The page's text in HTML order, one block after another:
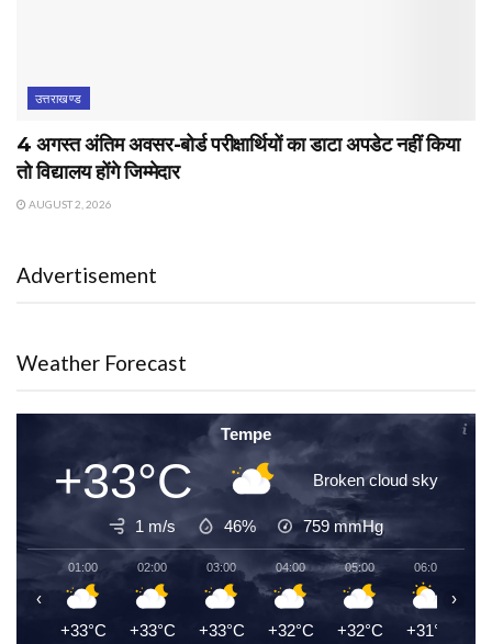
उत्तराखण्ड
4 अगस्त अंतिम अवसर-बोर्ड परीक्षार्थियों का डाटा अपडेट नहीं किया
तो विद्यालय होंगे जिम्मेदार
AUGUST 2, 2026
Advertisement
Weather Forecast
Tempe
+33°C Broken cloud sky
1 m/s 46% 759 mmHg
01:00
+33°C
02:00
+33°C
03:00
+33°C
04:00
+32°C
05:00
+32°C
06:00
+31°C
‹ ›